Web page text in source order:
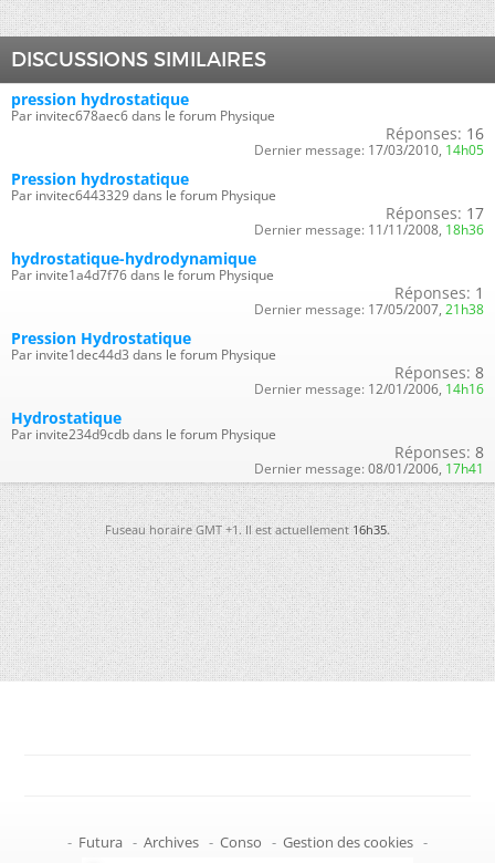
DISCUSSIONS SIMILAIRES
pression hydrostatique
Par invitec678aec6 dans le forum Physique
Réponses: 16
Dernier message: 17/03/2010, 14h05
Pression hydrostatique
Par invitec6443329 dans le forum Physique
Réponses: 17
Dernier message: 11/11/2008, 18h36
hydrostatique-hydrodynamique
Par invite1a4d7f76 dans le forum Physique
Réponses: 1
Dernier message: 17/05/2007, 21h38
Pression Hydrostatique
Par invite1dec44d3 dans le forum Physique
Réponses: 8
Dernier message: 12/01/2006, 14h16
Hydrostatique
Par invite234d9cdb dans le forum Physique
Réponses: 8
Dernier message: 08/01/2006, 17h41
Fuseau horaire GMT +1. Il est actuellement16h35.
- Futura - Archives - Conso - Gestion des cookies -